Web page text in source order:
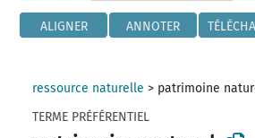
ALIGNER ANNOTER
ressource naturelle > patrimoine
TERME PRÉFÉRENTIEL